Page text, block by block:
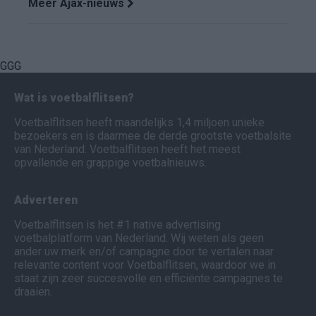
Meer Ajax-nieuws
GGG
Wat is voetbalflitsen?
Voetbalflitsen heeft maandelijks 1,4 miljoen unieke
bezoekers en is daarmee de derde grootste voetbalsite
van Nederland. Voetbalflitsen heeft het meest
opvallende en grappige voetbalnieuws.
Adverteren
Voetbalflitsen is het #1 native advertising
voetbalplatform van Nederland. Wij weten als geen
ander uw merk en/of campagne door te vertalen naar
relevante content voor Voetbalflitsen, waardoor we in
staat zijn zeer succesvolle en efficiënte campagnes te
draaien.